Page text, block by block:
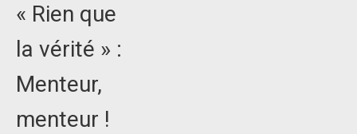
« Rien que
la vérité » :
Menteur,
menteur !